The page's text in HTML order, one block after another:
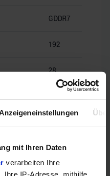
Anzeigeneinstellungen
mit Ihren Daten
verarbeiten Ihre
Ihre IP-Adresse, mithilfe
GDDR7
192
28
Gbps